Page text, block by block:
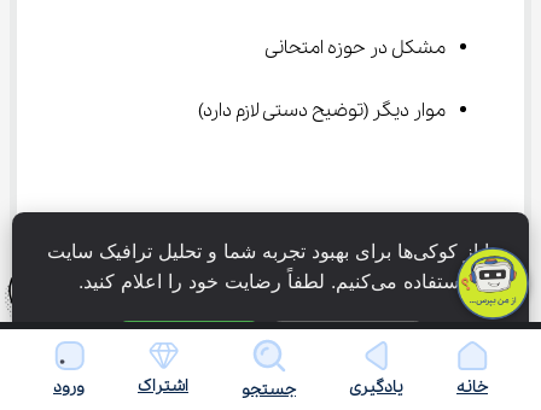
مشکل در حوزه امتحانی
موار دیگر (توضیح دستی لازم دارد)
خانه یادگیری جستجو اشتراک ورود
ما از کوکی‌ها برای بهبود تجربه شما و تحلیل ترافیک سایت
استفاده می‌کنیم. لطفاً رضایت خود را اعلام کنید.
فقط ضروری پذیرش همه